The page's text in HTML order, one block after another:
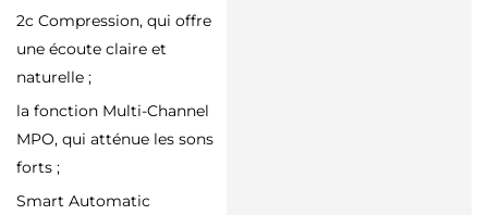
2c Compression, qui offre
une écoute claire et
naturelle ;
la fonction Multi-Channel
MPO, qui atténue les sons
forts ;
Smart Automatic